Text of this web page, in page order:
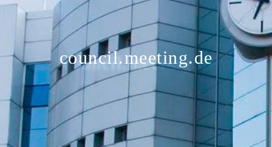
council.meeting.de